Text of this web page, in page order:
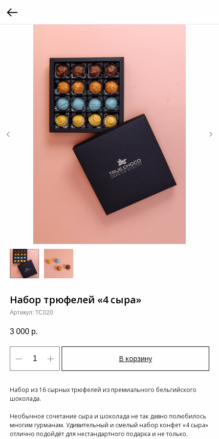
Набор трюфелей «4 сыра»
Артикул: TC020
3 000 р.
В корзину
Набор из 16 сырных трюфелей из премиального бельгийского
шоколада.
Необычное сочетание сыра и шоколада не так давно полюбилось
многим гурманам. Удивительный и смелый набор конфет «4 сыра»
отлично подойдёт для нестандартного подарка и не только.